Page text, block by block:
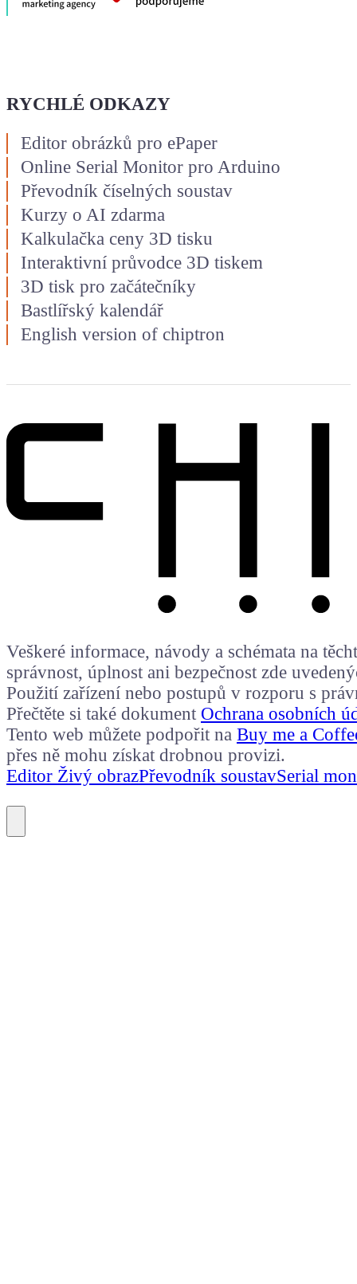
RYCHLÉ ODKAZY
Editor obrázků pro ePaper
Online Serial Monitor pro Arduino
Převodník číselných soustav
Kurzy o AI zdarma
Kalkulačka ceny 3D tisku
Interaktivní průvodce 3D tiskem
3D tisk pro začátečníky
Bastlířský kalendář
English version of chiptron
Veškeré informace, návody a schémata na
správnost, úplnost ani bezpečnost zde
Použití zařízení nebo postupů v rozporu s
Přečtěte si také dokument Ochrana osobních
Tento web můžete podpořit na Buy me a
přes ně mohu získat drobnou provizi.
Editor Živý obrazPřevodník soustavSerial